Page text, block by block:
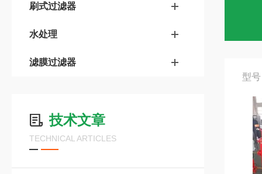
刷式过滤器
水处理
滤膜过滤器
技术文章
TECHNICAL ARTICLES
型